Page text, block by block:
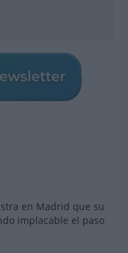
en Madrid que su
implacable el paso